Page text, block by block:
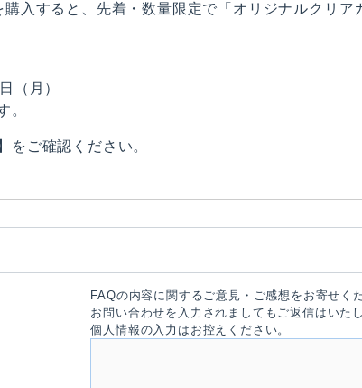
入すると、先着・数量限定で「オリジナルクリア
（月）
。
】をご確認ください。
FAQの内容に関するご意見・ご感想をお寄せく
お問い合わせを入力されましてもご返信はいた
個人情報の入力はお控えください。